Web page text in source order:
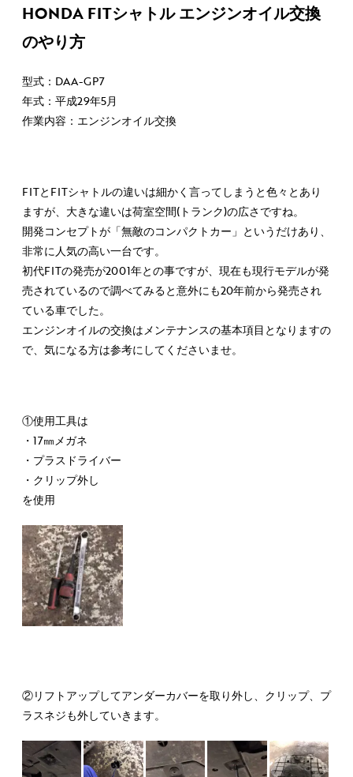
HONDA FITシャトル エンジンオイル交換
のやり方
型式：DAA-GP7
年式：平成29年5月
作業内容：エンジンオイル交換
FITとFITシャトルの違いは細かく言ってしまうと色々とあり
ますが、大きな違いは荷室空間(トランク)の広さですね。
開発コンセプトが「無敵のコンパクトカー」というだけあり、
非常に人気の高い一台です。
初代FITの発売が2001年との事ですが、現在も現行モデルが発
売されているので調べてみると意外にも20年前から発売され
ている車でした。
エンジンオイルの交換はメンテナンスの基本項目となりますの
で、気になる方は参考にしてくださいませ。
①使用工具は
・17㎜メガネ
・プラスドライバー
・クリップ外し
を使用
②リフトアップしてアンダーカバーを取り外し、クリップ、プ
ラスネジも外していきます。